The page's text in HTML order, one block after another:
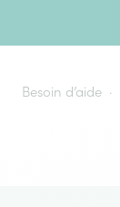
Besoin d’aide